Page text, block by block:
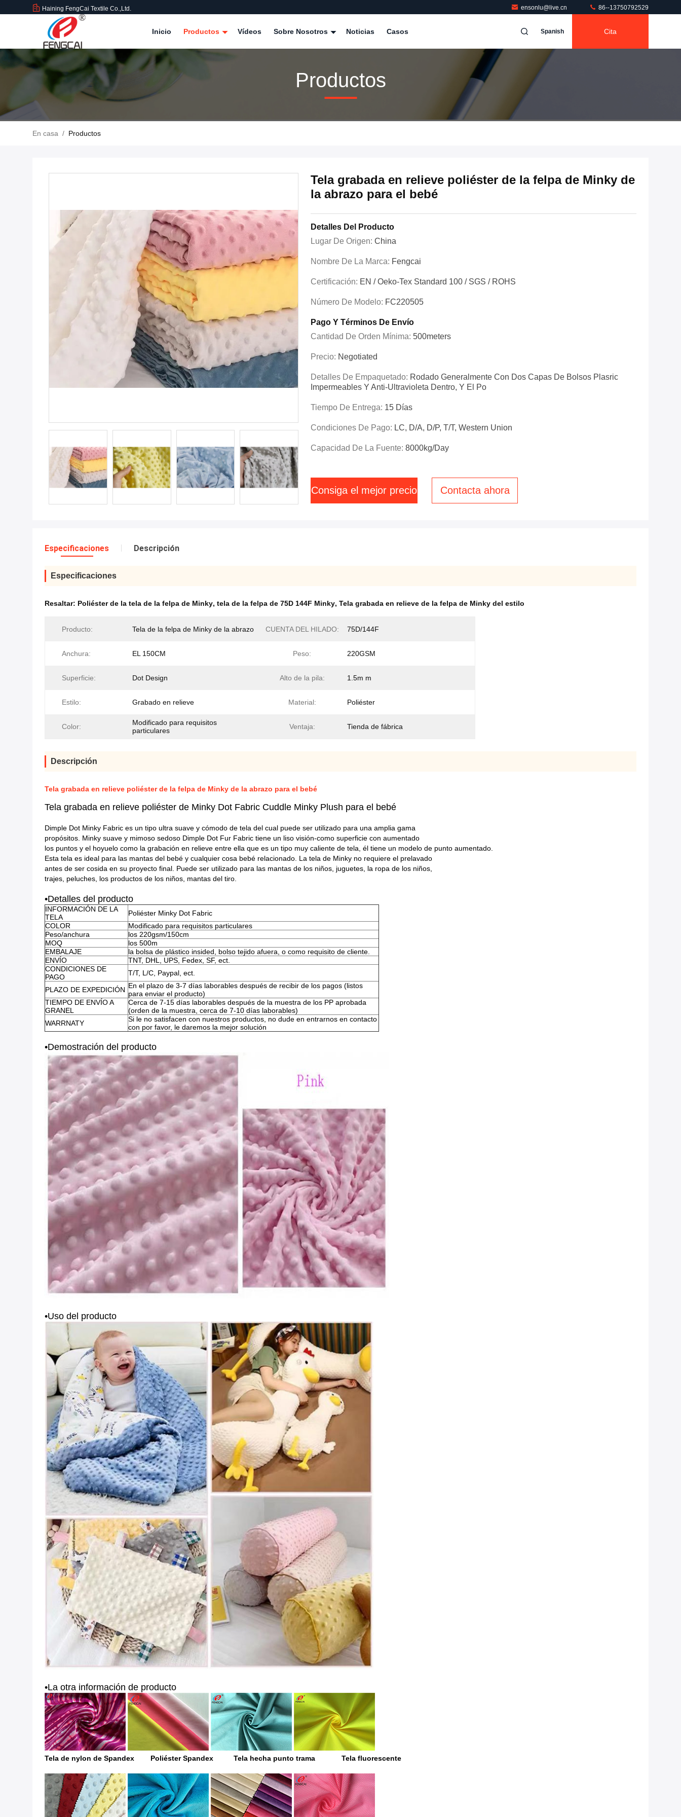
Haining FengCai Textile Co.,Ltd. ensonlu@live.cn 86--13750792529
Inicio Productos Vídeos Sobre Nosotros Noticias Casos Spanish Cita
Productos
En casa / Productos
Tela grabada en relieve poliéster de la felpa de Minky de
la abrazo para el bebé
Detalles Del Producto
Lugar De Origen: China
Nombre De La Marca: Fengcai
Certificación: EN / Oeko-Tex Standard 100 / SGS / ROHS
Número De Modelo: FC220505
Pago Y Términos De Envío
Cantidad De Orden Mínima: 500meters
Precio: Negotiated
Detalles De Empaquetado: Rodado Generalmente Con Dos Capas De Bolsos Plasric
Impermeables Y Anti-Ultravioleta Dentro, Y El Po
Tiempo De Entrega: 15 Días
Condiciones De Pago: LC, D/A, D/P, T/T, Western Union
Capacidad De La Fuente: 8000kg/day
Consiga el mejor precio Contacta ahora
Especificaciones Descripción
Especificaciones
Resaltar: Poliéster de la tela de la felpa de Minky, tela de la felpa de 75D 144F Minky, Tela grabada en relieve de la felpa de Minky del estilo
Producto: Tela de la felpa de Minky de la abrazo CUENTA DEL HILADO: 75D/144F
Anchura: EL 150CM Peso: 220GSM
Superficie: Dot Design Alto de la pila: 1.5m m
Estilo: Grabado en relieve Material: Poliéster
Color:
Modificado para requisitos
particulares
Ventaja: Tienda de fábrica
Descripción
Tela grabada en relieve poliéster de la felpa de Minky de la abrazo para el bebé
Tela grabada en relieve poliéster de Minky Dot Fabric Cuddle Minky Plush para el bebé
Dimple Dot Minky Fabric es un tipo ultra suave y cómodo de tela del cual puede ser utilizado para una amplia gama
propósitos. Minky suave y mimoso sedoso Dimple Dot Fur Fabric tiene un liso visión-como superficie con aumentado
los puntos y el hoyuelo como la grabación en relieve entre ella que es un tipo muy caliente de tela, él tiene un modelo de punto aumentado.
Esta tela es ideal para las mantas del bebé y cualquier cosa bebé relacionado. La tela de Minky no requiere el prelavado
antes de ser cosida en su proyecto final. Puede ser utilizado para las mantas de los niños, juguetes, la ropa de los niños,
trajes, peluches, los productos de los niños, mantas del tiro.
•Detalles del producto
INFORMACIÓN DE LA
TELA
Poliéster Minky Dot Fabric
COLOR
Modificado para requisitos particulares
Peso/anchura
los 220gsm/150cm
MOQ
los 500m
EMBALAJE
la bolsa de plástico insided, bolso tejido afuera, o como requisito de cliente.
ENVÍO
TNT, DHL, UPS, Fedex, SF, ect.
CONDICIONES DE
PAGO
T/T, L/C, Paypal, ect.
PLAZO DE EXPEDICIÓN En el plazo de 3-7 días laborables después de recibir de los pagos (listos
para enviar el producto)
TIEMPO DE ENVÍO A
GRANEL
Cerca de 7-15 días laborables después de la muestra de los PP aprobada
(orden de la muestra, cerca de 7-10 días laborables)
WARRNATY
Si le no satisfacen con nuestros productos, no dude en entrarnos en contacto
con por favor, le daremos la mejor solución
•Demostración del producto
•Uso del producto
•La otra información de producto
Tela de nylon de Spandex Poliéster Spandex Tela hecha punto trama Tela fluorescente